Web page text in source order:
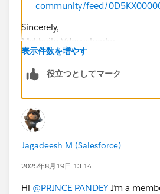
community/feed/
Sincerely,
Mykhailo Vdovychenko
Bringing Cloud Excellence with
表示件数を増やす
役立つとしてマーク
Jagadeesh M (Salesforce)
2025年8月19日 13:14
Hi @PRINCE PANDEYI’m a